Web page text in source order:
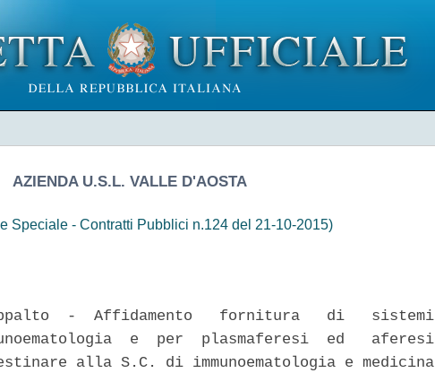
AZIENDA U.S.L. VALLE D'AOSTA
Speciale - Contratti Pubblici n.124 del 21-10-2015)
-  Affidamento   fornitura   di   sistemi
e  per  plasmaferesi  ed   aferesi
alla S.C. di immunoematologia e medicina